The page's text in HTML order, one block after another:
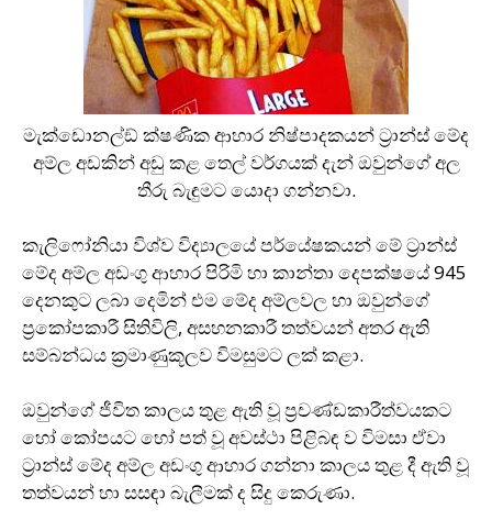
මැක්ඩොනල්ඞ් ක්ෂණික ආහාර නිෂ්පාදකයන් ට‍්‍රාන්ස් මේද
අම්ල අඩකින් අඩු කළ තෙල් වර්ගයක් දැන් ඔවුන්ගේ අල
තීරු බැඳුමට යොදා ගන්නවා.
කැලිෆෝනියා විශ්ව විද්‍යාලයේ පර්යේෂකයන් මේ ට‍්‍රාන්ස්
මේද අම්ල අඩංගු ආහාර පිරිමි හා කාන්තා දෙපක්ෂයේ 945
දෙනකුට ලබා දෙමින් එම මේද අම්ලවල හා ඔවුන්ගේ
ප‍්‍රකෝපකාරී සිතිවිලි, අසහනකාරී තත්වයන් අතර ඇති
සම්බන්ධය ක‍්‍රමාණුකූලව විමසුමට ලක් කළා.
ඔවුන්ගේ ජීවිත කාලය තුළ ඇති වූ ප‍්‍රචණ්ඩකාරීත්වයකට
හෝ කෝපයට හෝ පත් වූ අවස්ථා පිළිබඳ ව විමසා ඒවා
ට‍්‍රාන්ස් මේද අම්ල අඩංගු ආහාර ගන්නා කාලය තුළ දී ඇති වූ
තත්වයන් හා සසඳා බැලීමක් ද සිදු කෙරුණා.